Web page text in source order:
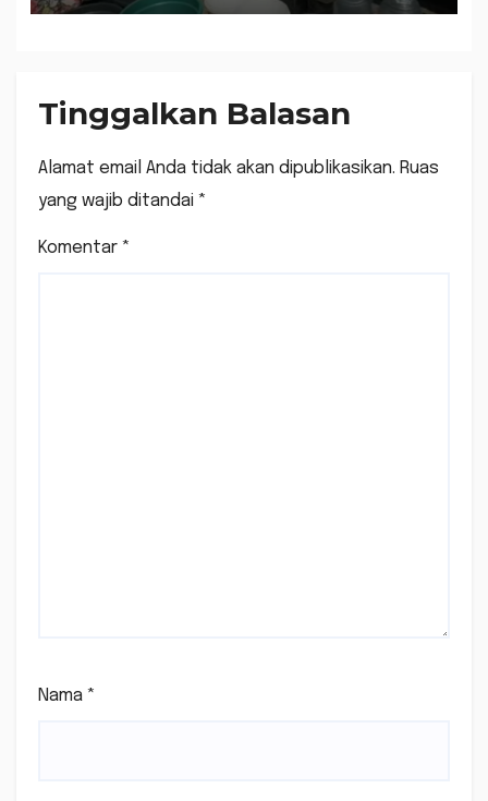
Tinggalkan Balasan
Alamat email Anda tidak akan dipublikasikan. Ruas
yang wajib ditandai *
Komentar *
Nama *